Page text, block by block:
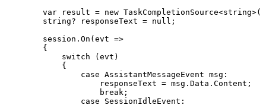
        var
result = new TaskCompletionSource<string
        string
? responseText = null ;
        session
. On (evt =>
        {
            switch
(evt)
            {
                case
AssistantMessageEvent msg :
                    responseText
= msg . Data . Content ;
                    break
;
                case
SessionIdleEvent :